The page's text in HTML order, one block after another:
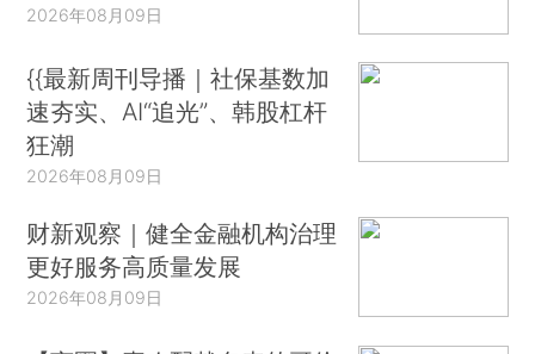
2026年08月09日
{{最新周刊导播｜社保基数加
速夯实、AI“追光”、韩股杠杆
狂潮
2026年08月09日
财新观察｜健全金融机构治理
更好服务高质量发展
2026年08月09日